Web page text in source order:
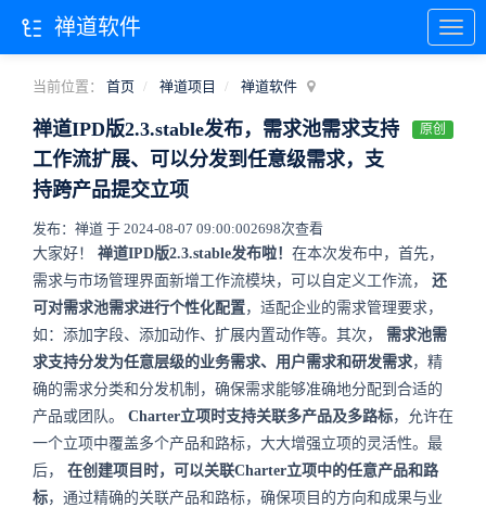
当前位置： 首页 禅道项目 禅道软件
禅道IPD版2.3.stable发布，需求池需求支持
工作流扩展、可以分发到任意级需求，支
持跨产品提交立项
原创
发布：禅道 于 2024-08-07 09:00:002698次查看
大家好！ 禅道IPD版2.3.stable发布啦！ 在本次发布中，首先，
需求与市场管理界面新增工作流模块，可以自定义工作流， 还
可对需求池需求进行个性化配置，适配企业的需求管理要求，
如：添加字段、添加动作、扩展内置动作等。其次， 需求池需
求支持分发为任意层级的业务需求、用户需求和研发需求，精
确的需求分类和分发机制，确保需求能够准确地分配到合适的
产品或团队。 Charter立项时支持关联多产品及多路标，允许在
一个立项中覆盖多个产品和路标，大大增强立项的灵活性。最
后， 在创建项目时，可以关联Charter立项中的任意产品和路
标，通过精确的关联产品和路标，确保项目的方向和成果与业
禅道软件